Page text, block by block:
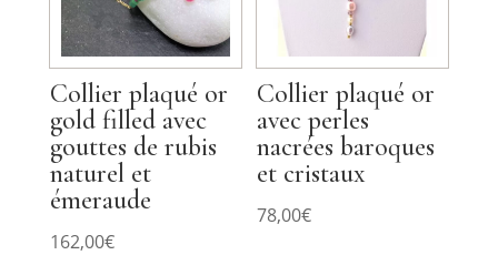
Collier plaqué or
gold filled avec
gouttes de rubis
naturel et
émeraude
162,00€
Collier plaqué or
avec perles
nacrées baroques
et cristaux
78,00€